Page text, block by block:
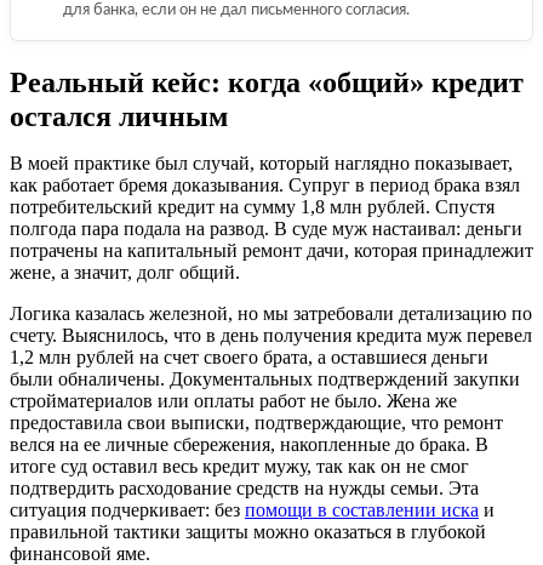
для банка, если он не дал письменного согласия.
Реальный кейс: когда «общий» кредит
остался личным
В моей практике был случай, который наглядно показывает,
как работает бремя доказывания. Супруг в период брака взял
потребительский кредит на сумму 1,8 млн рублей. Спустя
полгода пара подала на развод. В суде муж настаивал: деньги
потрачены на капитальный ремонт дачи, которая принадлежит
жене, а значит, долг общий.
Логика казалась железной, но мы затребовали детализацию по
счету. Выяснилось, что в день получения кредита муж перевел
1,2 млн рублей на счет своего брата, а оставшиеся деньги
были обналичены. Документальных подтверждений закупки
стройматериалов или оплаты работ не было. Жена же
предоставила свои выписки, подтверждающие, что ремонт
велся на ее личные сбережения, накопленные до брака. В
итоге суд оставил весь кредит мужу, так как он не смог
подтвердить расходование средств на нужды семьи. Эта
ситуация подчеркивает: без помощи в составлении иска и
правильной тактики защиты можно оказаться в глубокой
финансовой яме.